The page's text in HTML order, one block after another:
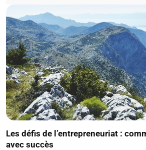
Les défis de l’entrepreneuriat :
avec succès